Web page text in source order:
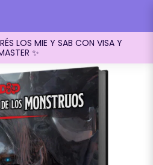
LOS MIE Y SAB CON VISA Y
✨